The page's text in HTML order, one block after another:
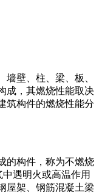
壁、柱、梁、板、
成，其燃烧性能取决
筑构件的燃烧性能分
的构件，称为不燃烧
遇明火或高温作用
屋架、钢筋混凝土梁